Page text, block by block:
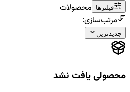
فیلترها
محصولات
مرتب‌سازی:
جدیدترین
محصولی یافت نشد